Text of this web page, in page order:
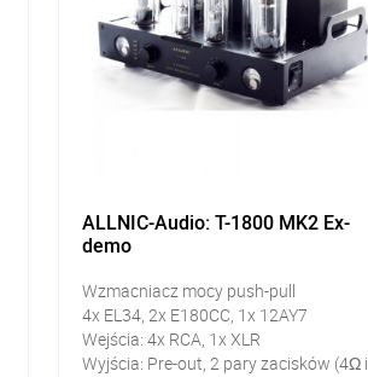
ALLNIC-Audio: T-1800 MK2 Ex-
demo
Wzmacniacz mocy push-pull
4x EL34, 2x E180CC, 1x 12AY7
Wejścia: 4x RCA, 1x XLR
Wyjścia: Pre-out, 2 pary zacisków (4Ω i